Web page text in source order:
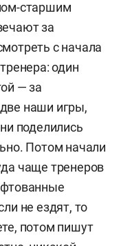
старшим
за
с начала
один
— за
наши игры,
поделились
Потом начали
чаще тренеров
не ездят, то
потом пишут